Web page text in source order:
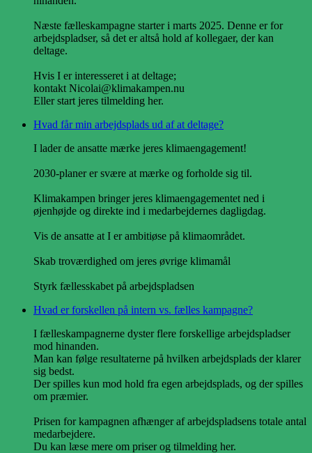
Næste fælleskampagne starter i marts 2025. Denne er for
arbejdspladser, så det er altså hold af kollegaer, der kan
deltage.
Hvis I er interesseret i at deltage;
kontakt Nicolai@klimakampen.nu
Eller start jeres tilmelding her.
Hvad får min arbejdsplads ud af at deltage?
I lader de ansatte mærke jeres klimaengagement!
2030-planer er svære at mærke og forholde sig til.
Klimakampen bringer jeres klimaengagementet ned i
øjenhøjde og direkte ind i medarbejdernes dagligdag.
Vis de ansatte at I er ambitiøse på klimaområdet.
Skab troværdighed om jeres øvrige klimamål
Styrk fællesskabet på arbejdspladsen
Hvad er forskellen på intern vs. fælles kampagne?
I fælleskampagnerne dyster flere forskellige arbejdspladser
mod hinanden.
Man kan følge resultaterne på hvilken arbejdsplads der klarer
sig bedst.
Der spilles kun mod hold fra egen arbejdsplads, og der spilles
om præmier.
Prisen for kampagnen afhænger af arbejdspladsens totale antal
medarbejdere.
Du kan læse mere om priser og tilmelding her.